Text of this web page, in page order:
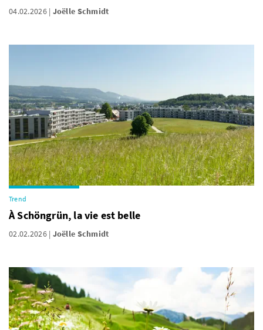
04.02.2026 Joëlle Schmidt
Trend
À Schöngrün, la vie est belle
02.02.2026 Joëlle Schmidt